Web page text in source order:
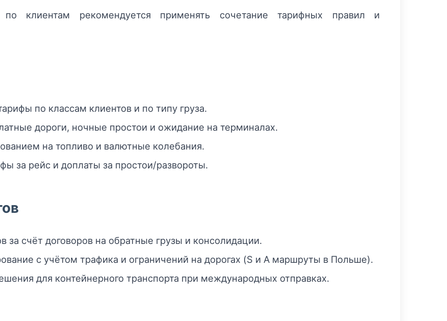
клиентам рекомендуется применять сочетание тарифных правил и
по классам клиентов и по типу груза.
дороги, ночные простои и ожидание на терминалах.
на топливо и валютные колебания.
за рейс и доплаты за простои/развороты.
за счёт договоров на обратные грузы и консолидации.
с учётом трафика и ограничений на дорогах (S и A маршруты в Польше).
для контейнерного транспорта при международных отправках.